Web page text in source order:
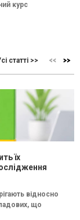
курс
статті >>
їх
відносно
що